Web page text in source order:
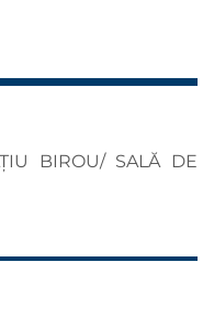
BIROU/ SALĂ DE